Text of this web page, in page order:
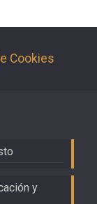
Cookies
y